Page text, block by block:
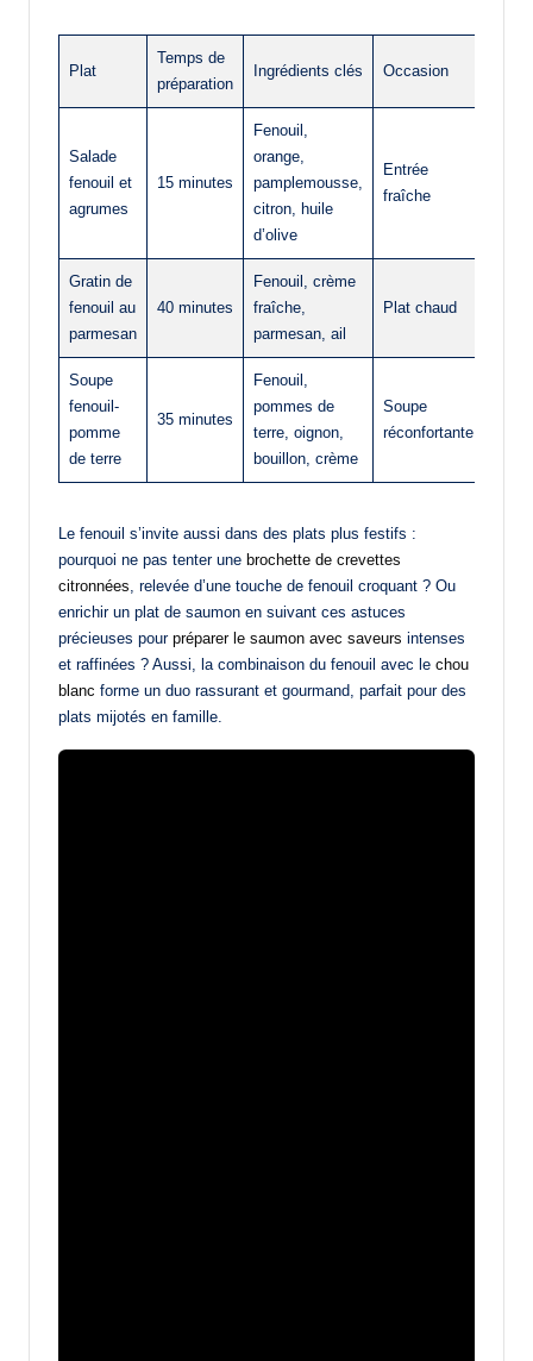
Plat
Temps de
préparation
Ingrédients clés Occasion
Salade
fenouil et
agrumes
15 minutes
Fenouil,
orange,
pamplemousse,
citron, huile
d’olive
Entrée
fraîche
Gratin de
fenouil au
parmesan
40 minutes
Fenouil, crème
fraîche,
parmesan, ail
Plat chaud
Soupe
fenouil-
pomme
de terre
35 minutes
Fenouil,
pommes de
terre, oignon,
bouillon, crème
Soupe
réconfortante
Le fenouil s’invite aussi dans des plats plus festifs :
pourquoi ne pas tenter une brochette de crevettes
citronnées , relevée d’une touche de fenouil croquant ? Ou
enrichir un plat de saumon en suivant ces astuces
précieuses pour préparer le saumon avec saveurs intenses
et raffinées ? Aussi, la combinaison du fenouil avec le chou
blanc forme un duo rassurant et gourmand, parfait pour des
plats mijotés en famille.